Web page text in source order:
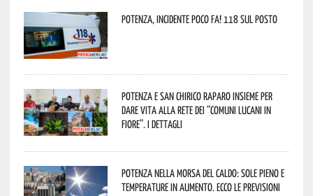
Potenza, incidente poco fa! 118 sul posto
Potenza e San Chirico Raparo insieme per
dare vita alla rete dei “Comuni Lucani in
Fiore”. I dettagli
Potenza nella morsa del caldo: sole pieno e
temperature in aumento. Ecco le previsioni